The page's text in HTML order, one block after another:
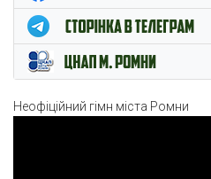
Неофіційний гімн міста Ромни